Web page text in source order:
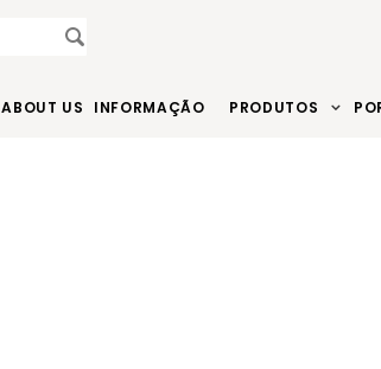
ABOUT US INFORMAÇÃO PRODUTOS